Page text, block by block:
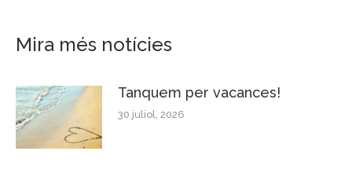
Mira més notícies
Tanquem per vacances!
30 juliol, 2026